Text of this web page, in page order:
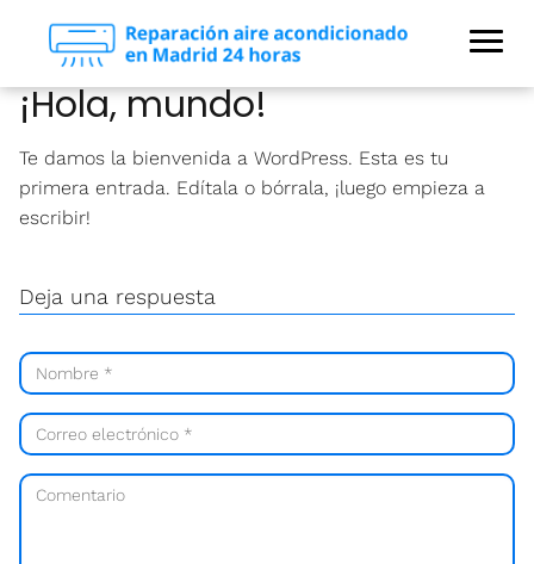
¡Hola, mundo!
Te damos la bienvenida a WordPress. Esta es tu
primera entrada. Edítala o bórrala, ¡luego empieza a
escribir!
Deja una respuesta